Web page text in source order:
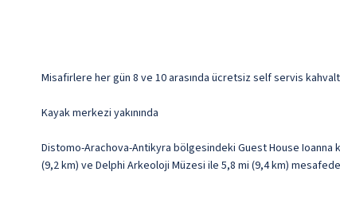
Misafirlere her gün 8 ve 10 arasında ücretsiz self servis
Kayak merkezi yakınında
Distomo-Arachova-Antikyra bölgesindeki Guest House Ioanna
(9,2 km) ve Delphi Arkeoloji Müzesi ile 5,8 mi (9,4 km)